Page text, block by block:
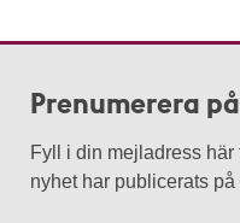
Prenumerera
Fyll i din mejladress här
nyhet har publicerats på